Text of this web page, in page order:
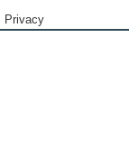
Privacy